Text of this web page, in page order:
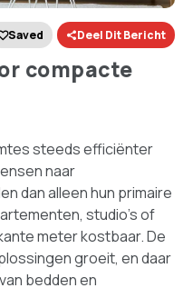
Saved Deel Dit Bericht
compacte
steeds efficiënter
naar
dan alleen hun primaire
studio's of
meter kostbaar. De
groeit, en daar
bedden en